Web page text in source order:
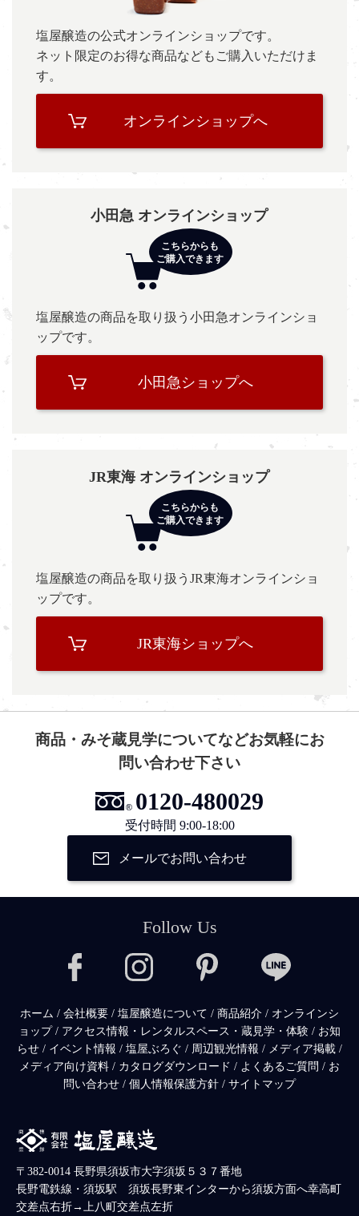
塩屋醸造の公式オンラインショップです。
ネット限定のお得な商品などもご購入いただけま
す。
オンラインショップへ
小田急 オンラインショップ
塩屋醸造の商品を取り扱う小田急オンラインショ
ップです。
小田急ショップへ
JR東海 オンラインショップ
塩屋醸造の商品を取り扱うJR東海オンラインショ
ップです。
JR東海ショップへ
商品・みそ蔵見学についてなどお気軽にお
問い合わせ下さい
0120-480029
受付時間 9:00-18:00
メールでお問い合わせ
Follow Us
ホーム / 会社概要 / 塩屋醸造について / 商品紹介 / オンラインシ
ョップ/ アクセス情報・レンタルスペース・蔵見学・体験 / お知
らせ / イベント情報 / 塩屋ぶろぐ / 周辺観光情報 / メディア掲載 /
メディア向け資料 / カタログダウンロード / よくあるご質問 / お
問い合わせ / 個人情報保護方針 / サイトマップ
〒382-0014 長野県須坂市大字須坂５３７番地
長野電鉄線・須坂駅 須坂長野東インターから須坂方面へ幸高町
交差点右折→上八町交差点左折